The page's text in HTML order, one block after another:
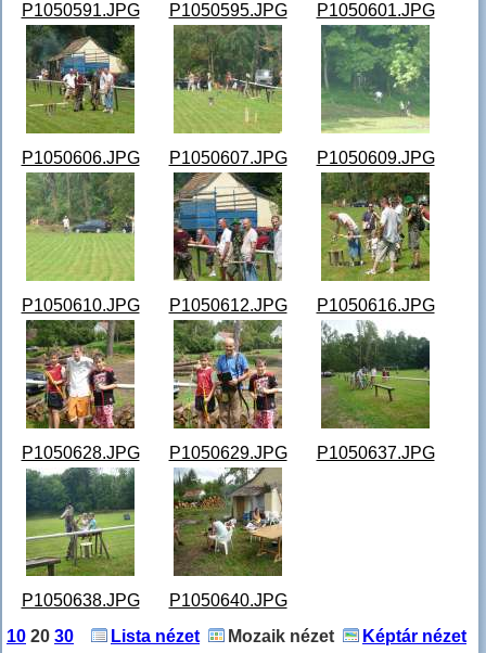
P1050591.JPG P1050595.JPG P1050601.JPG
P1050606.JPG P1050607.JPG P1050609.JPG
P1050610.JPG P1050612.JPG P1050616.JPG
P1050628.JPG P1050629.JPG P1050637.JPG
P1050638.JPG
P1050640.JPG
10 20 30 Lista nézet Mozaik nézet Képtár nézet